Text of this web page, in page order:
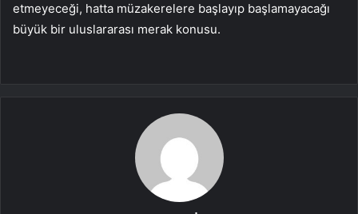
etmeyeceği, hatta müzakerelere başlayıp başlamayacağı
büyük bir uluslararası merak konusu.